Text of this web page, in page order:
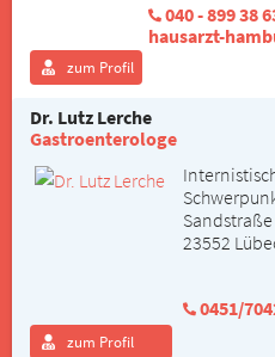
040 - 899 38
hausarzt-
zum Profil
Dr. Lutz Lerche
Gastroenterologe
23552
0451/
zum Profil